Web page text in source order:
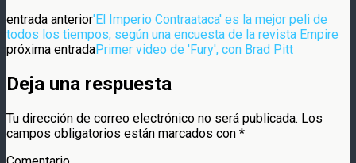
entrada anterior'El Imperio Contraataca' es la mejor peli de
todos los tiempos, según una encuesta de la revista Empire
próxima entradaPrimer video de 'Fury', con Brad Pitt
Deja una respuesta
Tu dirección de correo electrónico no será publicada. Los
campos obligatorios están marcados con *